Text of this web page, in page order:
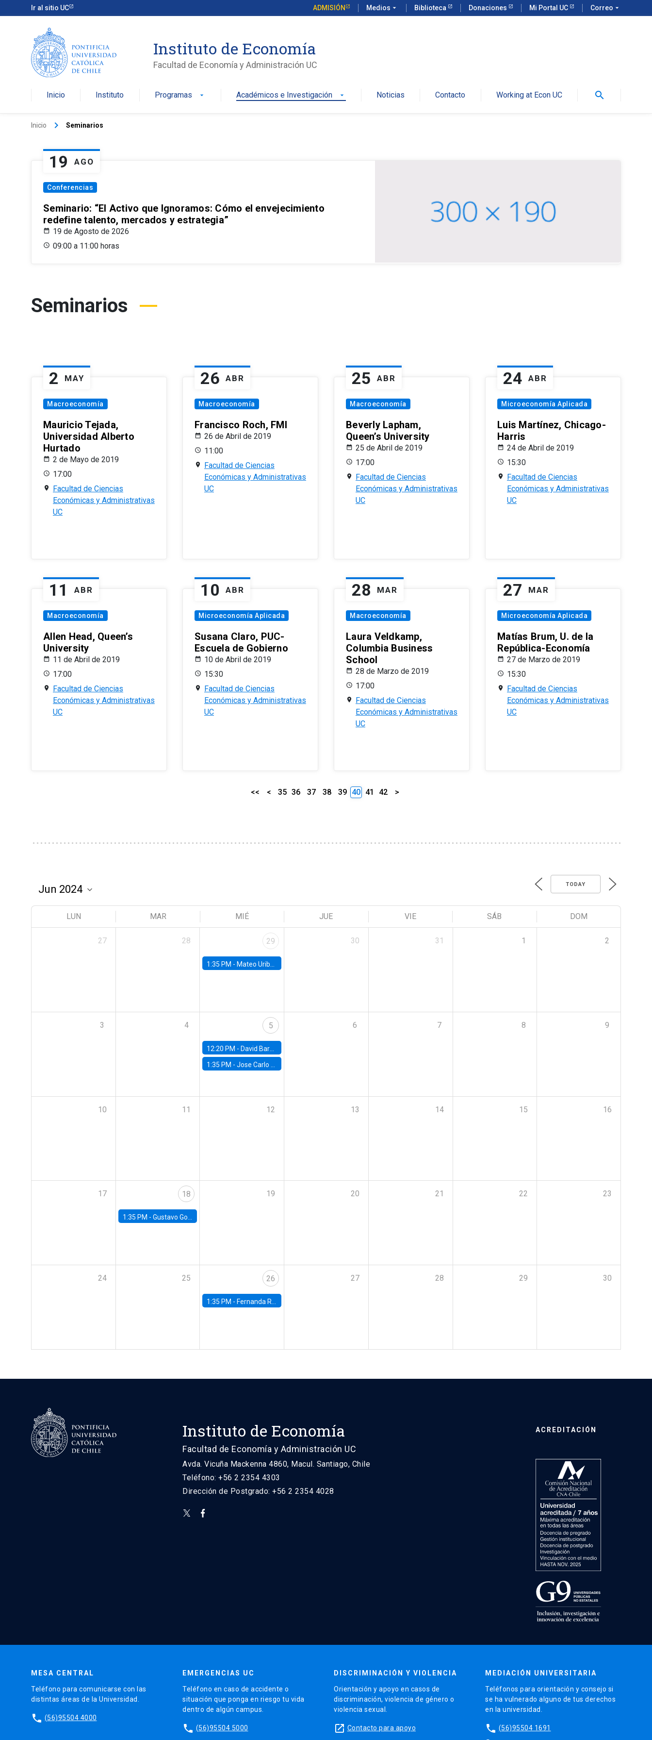
Ir al sitio UC ADMISIÓN Medios arrow_drop_down Biblioteca Donaciones Mi Portal UC Correo arrow_drop_down
Instituto de Economía
Facultad de Economía y Administración UC
Inicio Instituto Programas arrow_drop_down Académicos e Investigación arrow_drop_down Noticias Contacto Working at Econ UC search
Inicio keyboard_arrow_right Seminarios
19 AGO
Conferencias
Seminario: “El Activo que Ignoramos: Cómo el envejecimiento
redefine talento, mercados y estrategia”
19 de Agosto de 2026
09:00 a 11:00 horas
Seminarios
2 MAY
Macroeconomía
Mauricio Tejada,
Universidad Alberto
Hurtado
2 de Mayo de 2019
17:00
Facultad de Ciencias
Económicas y Administrativas
UC
26 ABR
Macroeconomía
Francisco Roch, FMI
26 de Abril de 2019
11:00
Facultad de Ciencias
Económicas y Administrativas
UC
25 ABR
Macroeconomía
Beverly Lapham,
Queen’s University
25 de Abril de 2019
17:00
Facultad de Ciencias
Económicas y Administrativas
UC
24 ABR
Microeconomía Aplicada
Luis Martínez, Chicago-
Harris
24 de Abril de 2019
15:30
Facultad de Ciencias
Económicas y Administrativas
UC
11 ABR
Macroeconomía
Allen Head, Queen’s
University
11 de Abril de 2019
17:00
Facultad de Ciencias
Económicas y Administrativas
UC
10 ABR
Microeconomía Aplicada
Susana Claro, PUC-
Escuela de Gobierno
10 de Abril de 2019
15:30
Facultad de Ciencias
Económicas y Administrativas
UC
28 MAR
Macroeconomía
Laura Veldkamp,
Columbia Business
School
28 de Marzo de 2019
17:00
Facultad de Ciencias
Económicas y Administrativas
UC
27 MAR
Microeconomía Aplicada
Matías Brum, U. de la
República-Economía
27 de Marzo de 2019
15:30
Facultad de Ciencias
Económicas y Administrativas
UC
<< < 35 36 37 38 39 40 41 42 >
TODAY
LUN MAR MIÉ JUE VIE SÁB DOM
27 28 29
1:35 PM - Mateo Uribe-Castro, Universidad de los Andes (Colombia)
30 31 1 2
3 4 5
12:20 PM - David Bardey, Universidad de los Andes - CEDE
1:35 PM -Jose Carlo Bermudez, UC (ME) & World Bank
6 7 8 9
10 11 12 13 14 15 16
17 18
1:35 PM - Gustavo González, Banco Central de Chile
19 20 21 22 23
24 25 26
1:35 PM - Fernanda Rojas Ampuero, University of Wisconsin-Madison
27 28 29 30
Instituto de Economía
Facultad de Economía y Administración UC
Avda. Vicuña Mackenna 4860, Macul. Santiago, Chile
Teléfono: +56 2 2354 4303
Dirección de Postgrado: +56 2 2354 4028
ACREDITACIÓN
MESA CENTRAL
Teléfono para comunicarse con las
distintas áreas de la Universidad.
phone (56)95504 4000
EMERGENCIAS UC
Teléfono en caso de accidente o
situación que ponga en riesgo tu vida
dentro de algún campus.
phone (56)95504 5000
DISCRIMINACIÓN Y VIOLENCIA
Orientación y apoyo en casos de
discriminación, violencia de género o
violencia sexual.
launch Contacto para apoyo
MEDIACIÓN UNIVERSITARIA
Teléfonos para orientación y consejo si
se ha vulnerado alguno de tus derechos
en la universidad.
phone (56)95504 1691